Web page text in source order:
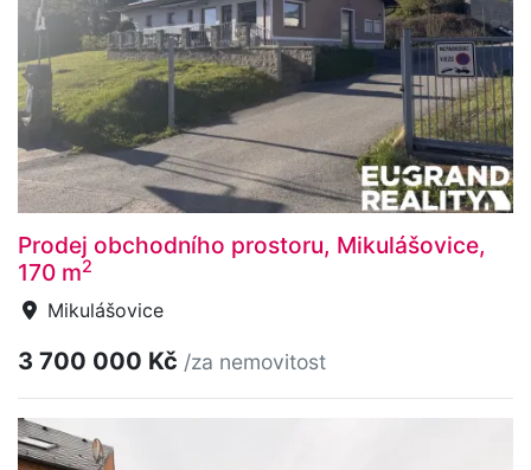
Prodej obchodního prostoru, Mikulášovice,
170 m2
Mikulášovice
3 700 000 Kč /za nemovitost